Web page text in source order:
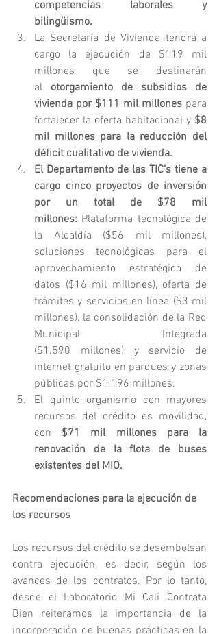
competencias laborales y
bilingüismo.
La Secretaría de Vivienda tendrá a
cargo la ejecución de $119 mil
millones que se destinarán
al otorgamiento de subsidios de
vivienda por $111 mil millones para
fortalecer la oferta habitacional y $8
mil millones para la reducción del
déficit cualitativo de vivienda.
El Departamento de las TIC’s tiene a
cargo cinco proyectos de inversión
por un total de $78 mil
millones: Plataforma tecnológica de
la Alcaldía ($56 mil millones),
soluciones tecnológicas para el
aprovechamiento estratégico de
datos ($16 mil millones), oferta de
trámites y servicios en línea ($3 mil
millones), la consolidación de la Red
Municipal Integrada
($1.590 millones) y servicio de
internet gratuito en parques y zonas
públicas por $1.196 millones.
El quinto organismo con mayores
recursos del crédito es movilidad,
con $71 mil millones para la
renovación de la flota de buses
existentes del MIO.
Recomendaciones para la ejecución de
los recursos
Los recursos del crédito se desembolsan
contra ejecución, es decir, según los
avances de los contratos. Por lo tanto,
desde el Laboratorio Mi Cali Contrata
Bien reiteramos la importancia de la
incorporación de buenas prácticas en la